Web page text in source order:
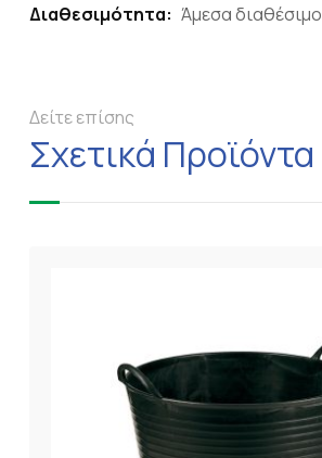
Διαθεσιμότητα: Άμεσα διαθέσιμο
Δείτε επίσης
Σχετικά Προϊόντα